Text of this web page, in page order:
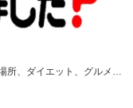
所、ダイエット、グルメ…